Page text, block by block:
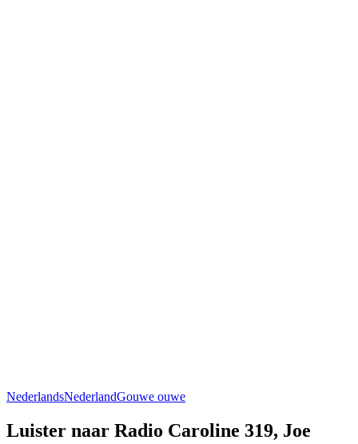
NederlandsNederlandGouwe ouwe
Luister naar Radio Caroline 319, Joe